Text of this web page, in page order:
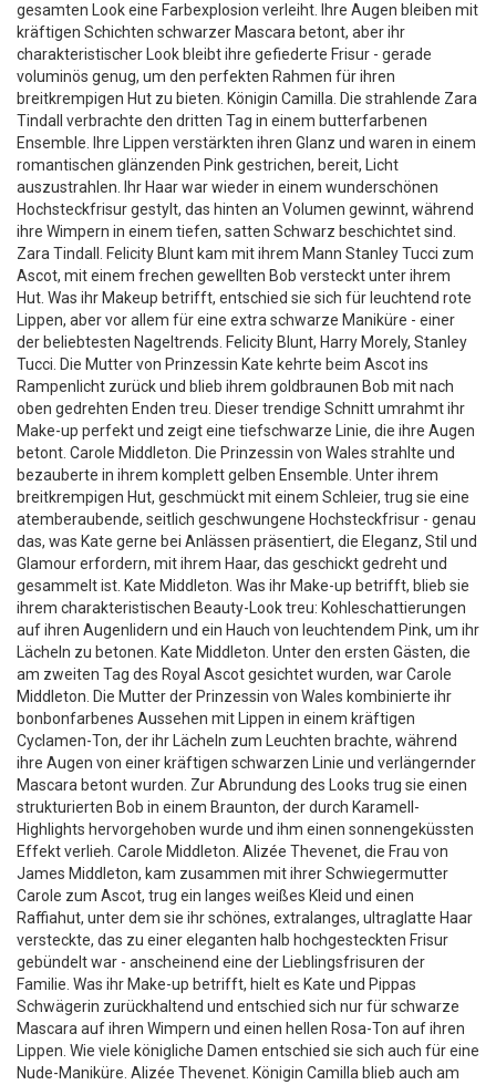
gesamten Look eine Farbexplosion verleiht. Ihre Augen bleiben mit
kräftigen Schichten schwarzer Mascara betont, aber ihr
charakteristischer Look bleibt ihre gefiederte Frisur - gerade
voluminös genug, um den perfekten Rahmen für ihren
breitkrempigen Hut zu bieten. Königin Camilla. Die strahlende Zara
Tindall verbrachte den dritten Tag in einem butterfarbenen
Ensemble. Ihre Lippen verstärkten ihren Glanz und waren in einem
romantischen glänzenden Pink gestrichen, bereit, Licht
auszustrahlen. Ihr Haar war wieder in einem wunderschönen
Hochsteckfrisur gestylt, das hinten an Volumen gewinnt, während
ihre Wimpern in einem tiefen, satten Schwarz beschichtet sind.
Zara Tindall. Felicity Blunt kam mit ihrem Mann Stanley Tucci zum
Ascot, mit einem frechen gewellten Bob versteckt unter ihrem
Hut. Was ihr Makeup betrifft, entschied sie sich für leuchtend rote
Lippen, aber vor allem für eine extra schwarze Maniküre - einer
der beliebtesten Nageltrends. Felicity Blunt, Harry Morely, Stanley
Tucci. Die Mutter von Prinzessin Kate kehrte beim Ascot ins
Rampenlicht zurück und blieb ihrem goldbraunen Bob mit nach
oben gedrehten Enden treu. Dieser trendige Schnitt umrahmt ihr
Make-up perfekt und zeigt eine tiefschwarze Linie, die ihre Augen
betont. Carole Middleton. Die Prinzessin von Wales strahlte und
bezauberte in ihrem komplett gelben Ensemble. Unter ihrem
breitkrempigen Hut, geschmückt mit einem Schleier, trug sie eine
atemberaubende, seitlich geschwungene Hochsteckfrisur - genau
das, was Kate gerne bei Anlässen präsentiert, die Eleganz, Stil und
Glamour erfordern, mit ihrem Haar, das geschickt gedreht und
gesammelt ist. Kate Middleton. Was ihr Make-up betrifft, blieb sie
ihrem charakteristischen Beauty-Look treu: Kohleschattierungen
auf ihren Augenlidern und ein Hauch von leuchtendem Pink, um ihr
Lächeln zu betonen. Kate Middleton. Unter den ersten Gästen, die
am zweiten Tag des Royal Ascot gesichtet wurden, war Carole
Middleton. Die Mutter der Prinzessin von Wales kombinierte ihr
bonbonfarbenes Aussehen mit Lippen in einem kräftigen
Cyclamen-Ton, der ihr Lächeln zum Leuchten brachte, während
ihre Augen von einer kräftigen schwarzen Linie und verlängernder
Mascara betont wurden. Zur Abrundung des Looks trug sie einen
strukturierten Bob in einem Braunton, der durch Karamell-
Highlights hervorgehoben wurde und ihm einen sonnengeküssten
Effekt verlieh. Carole Middleton. Alizée Thevenet, die Frau von
James Middleton, kam zusammen mit ihrer Schwiegermutter
Carole zum Ascot, trug ein langes weißes Kleid und einen
Raffiahut, unter dem sie ihr schönes, extralanges, ultraglatte Haar
versteckte, das zu einer eleganten halb hochgesteckten Frisur
gebündelt war - anscheinend eine der Lieblingsfrisuren der
Familie. Was ihr Make-up betrifft, hielt es Kate und Pippas
Schwägerin zurückhaltend und entschied sich nur für schwarze
Mascara auf ihren Wimpern und einen hellen Rosa-Ton auf ihren
Lippen. Wie viele königliche Damen entschied sie sich auch für eine
Nude-Maniküre. Alizée Thevenet. Königin Camilla blieb auch am